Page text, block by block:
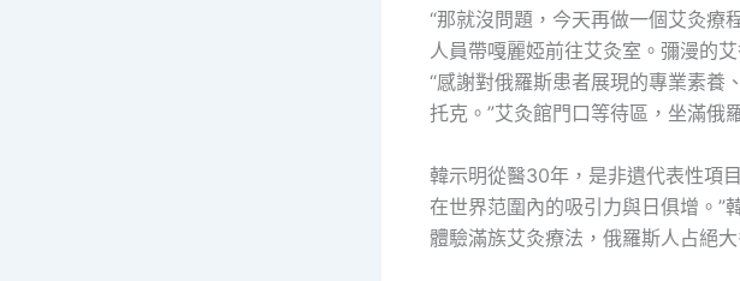
“那就沒問題，今天再做一個艾灸療
人員帶嘎麗婭前往艾灸室。彌漫的
“感謝對俄羅斯患者展現的專業素
托克。”艾灸館門口等待區，坐滿俄
韓示明從醫30年，是非遺代表性項
在世界范圍內的吸引力與日俱增。”
體驗滿族艾灸療法，俄羅斯人占絕